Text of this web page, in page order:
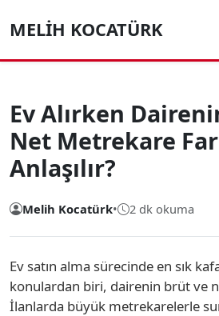
MELIH KOCATÜRK
Ev Alırken
Net Metrekare
Anlaşılır?
Melih Kocatürk• 2 dk okuma
Ev satın alma sürecinde en sık
konulardan biri, dairenin brüt ve
İlanlarda büyük metrekarelerle